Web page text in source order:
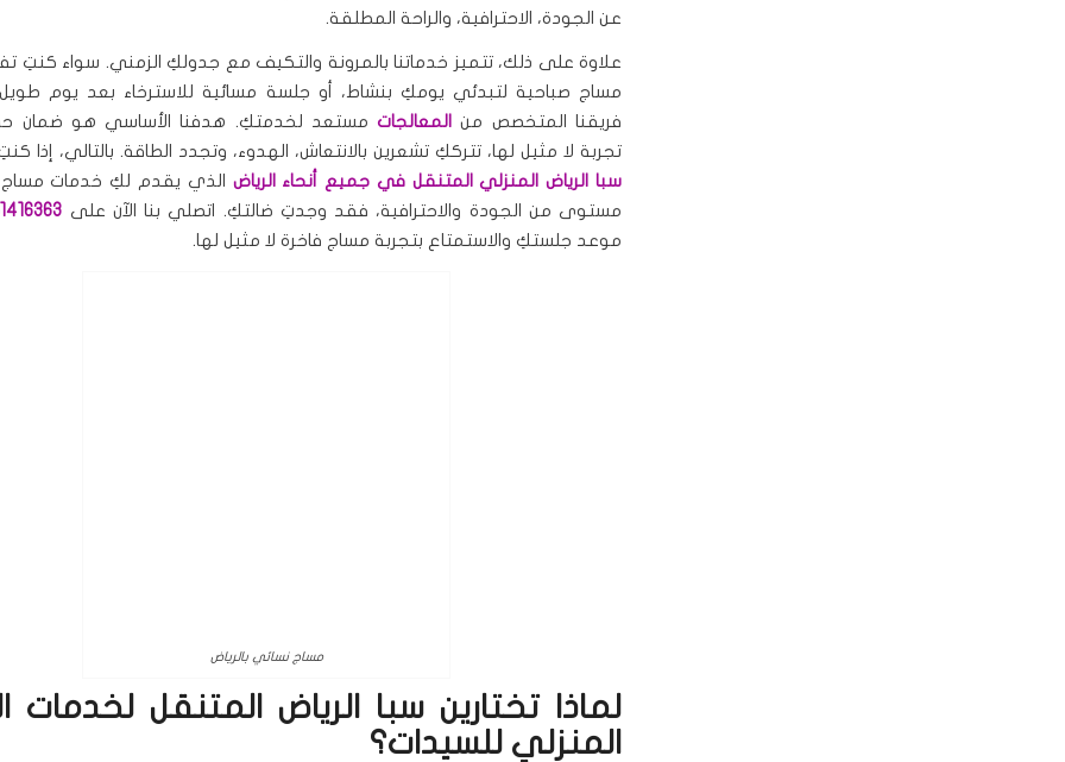
عن الجودة، الاحترافية، والراحة المطلقة.
علاوة على ذلك، تتميز خدماتنا بالمرونة والتكيف مع جدولكِ الزمني. سواء كنتِ
مساج صباحية لتبدئي يومكِ بنشاط، أو جلسة مسائية للاسترخاء بعد يوم
فريقنا المتخصص من
المعالجاتمستعد لخدمتكِ. هدفنا الأساسي هو ضمان
تجربة لا مثيل لها، تترككِ تشعرين بالانتعاش، الهدوء، وتجدد الطاقة. بالتالي، إذا
سبا الرياض المنزلي المتنقل في جميع أنحاء الرياض الذي يقدم لكِ خدمات
مستوى من الجودة والاحترافية، فقد وجدتِ ضالتكِ. اتصلي بنا الآن على
موعد جلستكِ والاستمتاع بتجربة مساج فاخرة لا مثيل لها.
مساج نسائي بالرياض
لماذا تختارين سبا الرياض المتنقل لخدمات
المنزلي للسيدات؟